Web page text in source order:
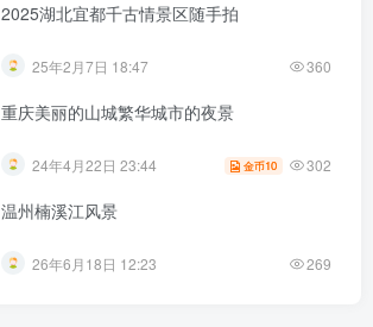
2025湖北宜都千古情景区随手拍
25年2月7日 18:47 360
重庆美丽的山城繁华城市的夜景
24年4月22日 23:44 金币10 302
温州楠溪江风景
26年6月18日 12:23 269